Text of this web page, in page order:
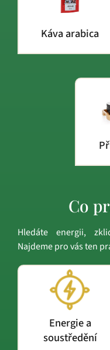
Káva arabica
Co
Hledáte energii,
Najdeme pro vás ten
Energie a
soustředění